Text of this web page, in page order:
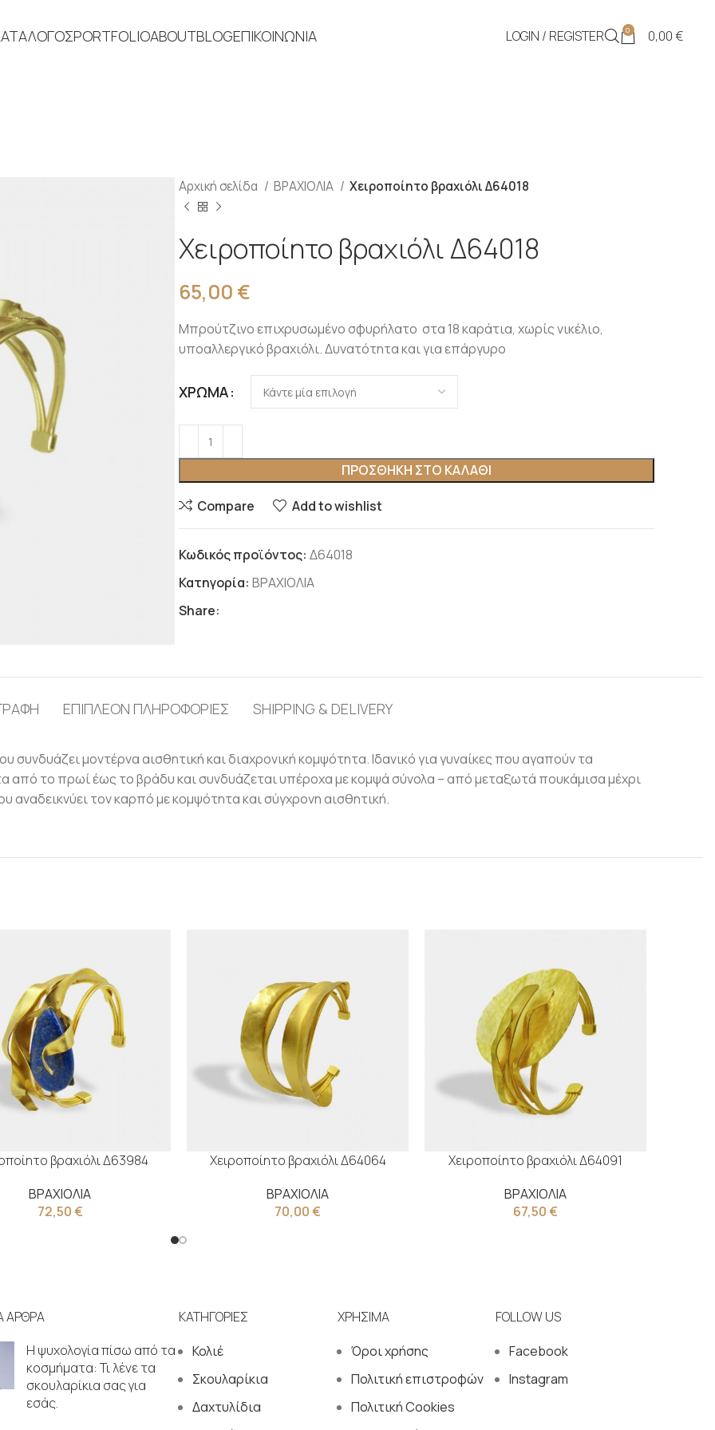
PORTFOLIOABOUTBLOGΕΠΙΚΟΙΝΩΝΙΑ LOGIN / REGISTER 0 0,00€
Αρχική σελίδα ΒΡΑΧΙΟΛΙΑ Χειροποίητο βραχιόλι Δ64018
Χειροποίητο βραχιόλι Δ64018
65,00 €
Μπρούτζινο επιχρυσωμένο σφυρήλατο στα 18 καράτια, χωρίς νικέλιο,
υποαλλεργικό βραχιόλι. Δυνατότητα και για επάργυρο
ΧΡΏΜΑ
ΠΡΟΣΘΉΚΗ ΣΤΟ ΚΑΛΆΘΙ
Compare Add to wishlist
Κωδικός προϊόντος: Δ64018
Κατηγορία: ΒΡΑΧΙΟΛΙΑ
Share:
ΕΠΙΠΛΈΟΝ ΠΛΗΡΟΦΟΡΊΕΣ SHIPPING & DELIVERY
συνδυάζει μοντέρνα αισθητική και διαχρονική κομψότητα. Ιδανικό για γυναίκες που αγαπούν τα
από το πρωί έως το βράδυ και συνδυάζεται υπέροχα με κομψά σύνολα – από μεταξωτά πουκάμισα μέχρι
τον καρπό με κομψότητα και σύγχρονη αισθητική.
βραχιόλι Δ63984
ΒΡΑΧΙΟΛΙΑ
72,50€
Χειροποίητο βραχιόλι Δ64064
ΒΡΑΧΙΟΛΙΑ
70,00€
Χειροποίητο βραχιόλι Δ64091
ΒΡΑΧΙΟΛΙΑ
67,50€
ΑΡΘΡΑ
Η ψυχολογία πίσω από τα
κοσμήματα: Τι λένε τα
σκουλαρίκια σας για
εσάς.
ΚΑΤΗΓΟΡΙΕΣ
Κολιέ
Σκουλαρίκια
Δαχτυλίδια
ΧΡΗΣΙΜΑ
Όροι χρήσης
Πολιτική επιστροφών
Πολιτική Cookies
FOLLOW US
Facebook
Instagram